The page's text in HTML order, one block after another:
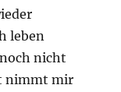
leben
nicht
nimmt mir